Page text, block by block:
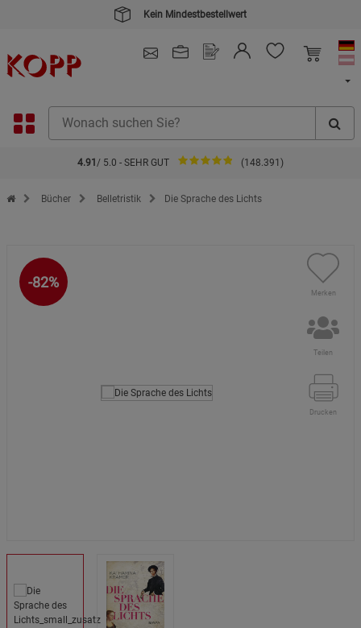
Kein Mindestbestellwert
4.91 / 5.0 - SEHR GUT (148.391)
Zur Startseite des Kopp Verlag Online-Shop
Bücher Belletristik Die Sprache des Lichts
-82%
Merken
Teilen
Drucken